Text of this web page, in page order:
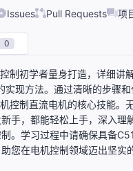
Issues Pull Requests 项
0
制初学者量身打造，详细讲
实现方法。通过清晰的步骤
控制直流电机的核心技能。
手，都能轻松上手，深入理
。学习过程中请确保具备
您在电机控制领域迈出坚实